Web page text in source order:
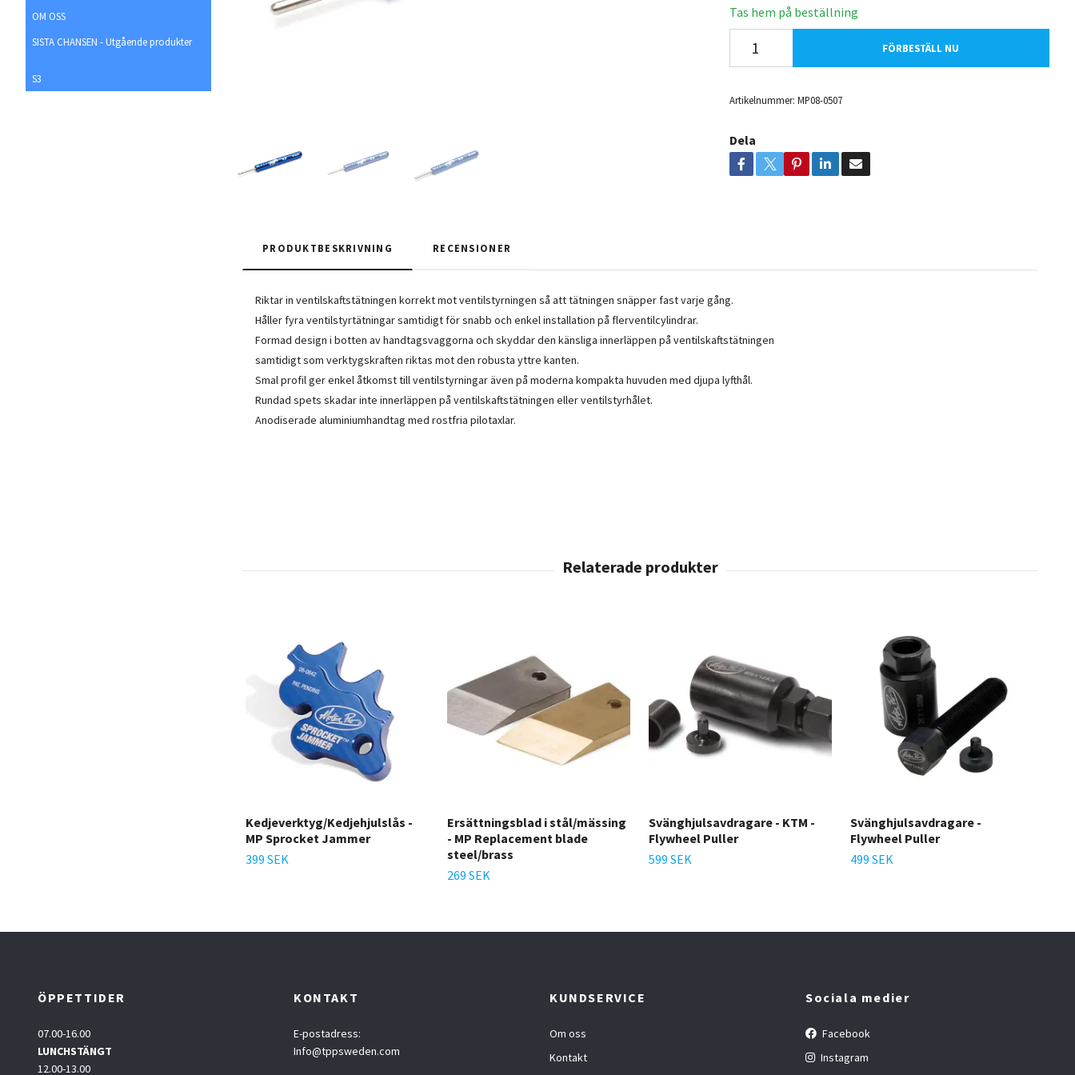
OM OSS
SISTA CHANSEN - Utgående produkter
S3
Tas hem på beställning
FÖRBESTÄLL NU
Artikelnummer: MP08-0507
Dela
PRODUKTBESKRIVNING RECENSIONER
Riktar in ventilskaftstätningen korrekt mot ventilstyrningen så att tätningen snäpper fast varje gång.
Håller fyra ventilstyrtätningar samtidigt för snabb och enkel installation på flerventilcylindrar.
Formad design i botten av handtagsvaggorna och skyddar den känsliga innerläppen på ventilskaftstätningen
samtidigt som verktygskraften riktas mot den robusta yttre kanten.
Smal profil ger enkel åtkomst till ventilstyrningar även på moderna kompakta huvuden med djupa lyfthål.
Rundad spets skadar inte innerläppen på ventilskaftstätningen eller ventilstyrhålet.
Anodiserade aluminiumhandtag med rostfria pilotaxlar.
Kedjeverktyg/Kedjehjulslås -
MP Sprocket Jammer
399 SEK
Ersättningsblad i stål/mässing
- MP Replacement blade
steel/brass
269 SEK
Svänghjulsavdragare - KTM -
Flywheel Puller
599 SEK
Svänghjulsavdragare -
Flywheel Puller
499 SEK
ÖPPETTIDER
07.00-16.00
LUNCHSTÄNGT
12.00-13.00
KONTAKT
E-postadress:
Info@tppsweden.com
KUNDSERVICE
Om oss
Kontakt
Sociala medier
Facebook
Instagram